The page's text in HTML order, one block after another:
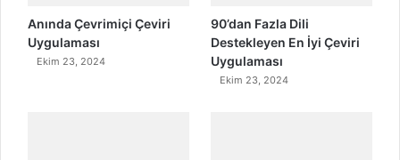
Anında Çevrimiçi Çeviri
Uygulaması
Ekim 23, 2024
90’dan Fazla Dili
Destekleyen En İyi Çeviri
Uygulaması
Ekim 23, 2024